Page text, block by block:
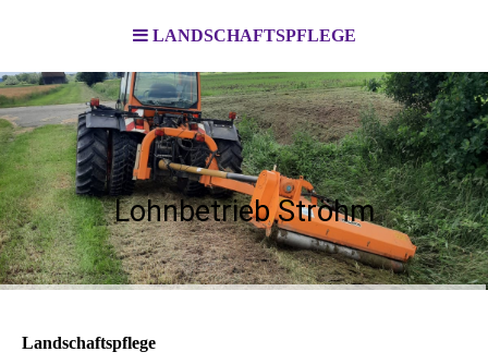
LANDSCHAFTSPFLEGE
Lohnbetrieb Ströhm
Landschaftspflege